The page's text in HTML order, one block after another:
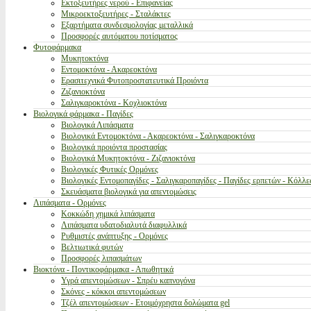
Εκτοξευτήρες νερού - Επιφανείας
Μικροεκτοξευτήρες - Σταλάκτες
Εξαρτήματα συνδεσμολογίας μεταλλικά
Προσφορές αυτόματου ποτίσματος
Φυτοφάρμακα
Μυκητοκτόνα
Εντομοκτόνα - Ακαρεοκτόνα
Ερασιτεχνικά Φυτοπροστατευτικά Προιόντα
Ζιζανιοκτόνα
Σαλιγκαροκτόνα - Κοχλιοκτόνα
Βιολογικά φάρμακα - Παγίδες
Βιολογικά Λιπάσματα
Βιολογικά Εντομοκτόνα - Ακαρεοκτόνα - Σαλιγκαροκτόνα
Βιολογικά προιόντα προστασίας
Βιολογικά Μυκητοκτόνα - Ζιζανιοκτόνα
Βιολογικές Φυτικές Ορμόνες
Βιολογικές Εντομοπαγίδες - Σαλιγκαροπαγίδες - Παγίδες ερπετών -
Σκευάσματα βιολογικά για απεντομώσεις
Λιπάσματα - Ορμόνες
Κοκκώδη χημικά λιπάσματα
Λιπάσματα υδατοδιαλυτά διαφυλλικά
Ρυθμιστές ανάπτυξης - Ορμόνες
Βελτιωτικά φυτών
Προσφορές λιπασμάτων
Βιοκτόνα - Ποντικοφάρμακα - Απωθητικά
Υγρά απεντομώσεων - Σπρέυ καπνογόνα
Σκόνες - κόκκοι απεντομώσεων
Τζέλ απεντομώσεων - Ετοιμόχρηστα δολώματα gel